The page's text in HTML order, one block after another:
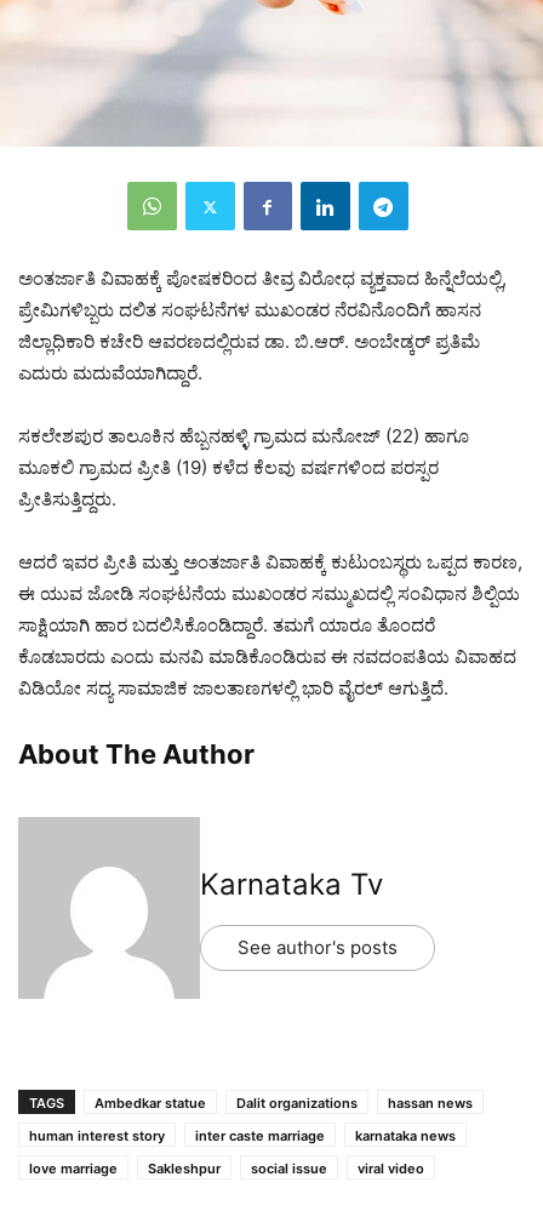
ಅಂತರ್ಜಾತಿ ವಿವಾಹಕ್ಕೆ ಪೋಷಕರಿಂದ ತೀವ್ರ ವಿರೋಧ ವ್ಯಕ್ತವಾದ ಹಿನ್ನೆಲೆಯಲ್ಲಿ,
ಪ್ರೇಮಿಗಳಿಬ್ಬರು ದಲಿತ ಸಂಘಟನೆಗಳ ಮುಖಂಡರ ನೆರವಿನೊಂದಿಗೆ ಹಾಸನ
ಜಿಲ್ಲಾಧಿಕಾರಿ ಕಚೇರಿ ಆವರಣದಲ್ಲಿರುವ ಡಾ. ಬಿ.ಆರ್. ಅಂಬೇಡ್ಕರ್ ಪ್ರತಿಮೆ
ಎದುರು ಮದುವೆಯಾಗಿದ್ದಾರೆ.
ಸಕಲೇಶಪುರ ತಾಲೂಕಿನ ಹೆಬ್ಬನಹಳ್ಳಿ ಗ್ರಾಮದ ಮನೋಜ್ (22) ಹಾಗೂ
ಮೂಕಲಿ ಗ್ರಾಮದ ಪ್ರೀತಿ (19) ಕಳೆದ ಕೆಲವು ವರ್ಷಗಳಿಂದ ಪರಸ್ಪರ
ಪ್ರೀತಿಸುತ್ತಿದ್ದರು.
ಆದರೆ ಇವರ ಪ್ರೀತಿ ಮತ್ತು ಅಂತರ್ಜಾತಿ ವಿವಾಹಕ್ಕೆ ಕುಟುಂಬಸ್ಥರು ಒಪ್ಪದ ಕಾರಣ,
ಈ ಯುವ ಜೋಡಿ ಸಂಘಟನೆಯ ಮುಖಂಡರ ಸಮ್ಮುಖದಲ್ಲಿ ಸಂವಿಧಾನ ಶಿಲ್ಪಿಯ
ಸಾಕ್ಷಿಯಾಗಿ ಹಾರ ಬದಲಿಸಿಕೊಂಡಿದ್ದಾರೆ. ತಮಗೆ ಯಾರೂ ತೊಂದರೆ
ಕೊಡಬಾರದು ಎಂದು ಮನವಿ ಮಾಡಿಕೊಂಡಿರುವ ಈ ನವದಂಪತಿಯ ವಿವಾಹದ
ವಿಡಿಯೋ ಸದ್ಯ ಸಾಮಾಜಿಕ ಜಾಲತಾಣಗಳಲ್ಲಿ ಭಾರಿ ವೈರಲ್ ಆಗುತ್ತಿದೆ.
About The Author
Karnataka Tv
See author's posts
TAGS Ambedkar statue Dalit organizations
hassan news
human interest story
inter caste marriage
karnataka news
love marriage
Sakleshpur social issue viral video